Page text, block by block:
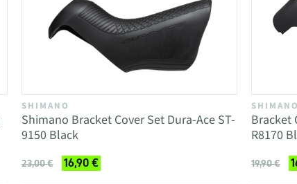
SHIMANO
Shimano Bracket Cover Set Dura-Ace ST-
9150 Black
23,00 € 16,90 €
SHIMANO
Bracket
R8170
19,90 €